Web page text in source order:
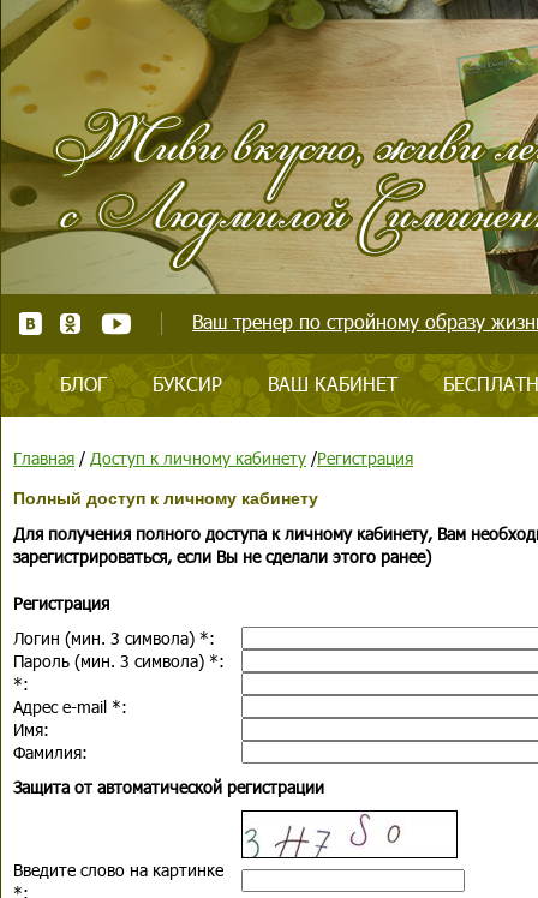
Ваш тренер по стройному образу
БЛОГ БУКСИР ВАШ КАБИНЕТ
Главная / Доступ к личному кабинету /Регистрация
Полный доступ к личному кабинету
Для получения полного доступа к личному кабинету, Вам
зарегистрироваться, если Вы не сделали этого ранее)
Регистрация
Логин (мин. 3 символа) *:
Пароль (мин. 3 символа) *:
*:
Адрес e-mail *:
Имя:
Фамилия:
Защита от автоматической регистрации
Введите слово на картинке
*: